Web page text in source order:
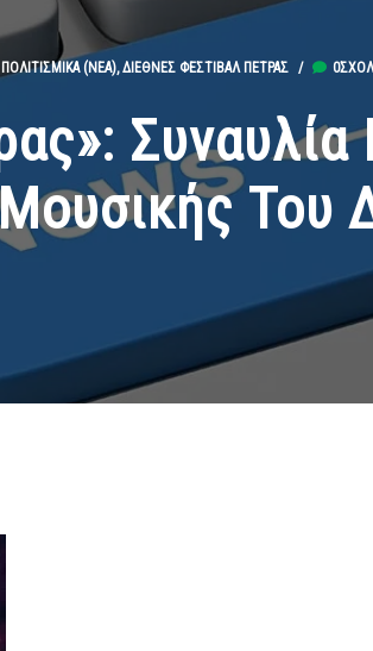
ΠΟΛΙΤΙΣΜΙΚΆ (ΝΕΑ),ΔΙΕΘΝΈΣ ΦΕΣΤΙΒΆΛ ΠΈΤΡΑΣ/
Του